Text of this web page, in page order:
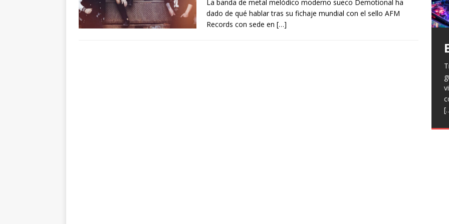
La banda de metal melódico moderno sueco Demotional ha
dado de qué hablar tras su fichaje mundial con el sello AFM
Records con sede en […]